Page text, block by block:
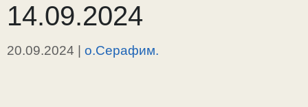
14.09.2024
20.09.2024 | о.Серафим.